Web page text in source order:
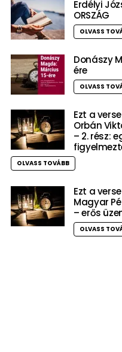
Erdélyi
ORSZÁG
OLVASS
Donászy
ére
OLVASS
Ezt a
Orbán
– 2. rész:
OLVASS TOVÁBB
Ezt a
Magyar
– erős
OLVASS